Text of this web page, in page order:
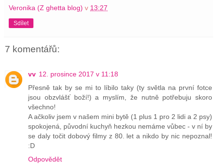
Veronika (Z ghetta blog) v 13:27
Sdílet
7 komentářů:
vv 12. prosince 2017 v 11:18
Přesně tak by se mi to líbilo taky (ty světla na první fotce
jsou obzvlášť boží!) a myslím, že nutně potřebuju skoro
všechno!
A ačkoliv jsem v našem mini bytě (1 plus 1 pro 2 lidi a 2 psy)
spokojená, původní kuchyň hezkou nemáme vůbec - v ní by
se daly točit dobový filmy z 80. let a nikdo by nic nepoznal!
:D
Odpovědět